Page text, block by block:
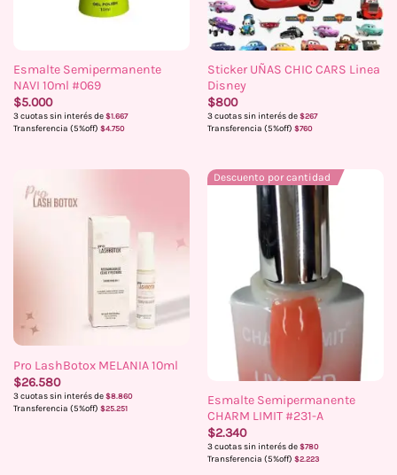
Esmalte Semipermanente
NAVI 10ml #069
$5.000
3 cuotas sin interés de $1.667
Transferencia (5%off) $4.750
Sticker UÑAS CHIC CARS Linea
Disney
$800
3 cuotas sin interés de $267
Transferencia (5%off) $760
Pro LashBotox MELANIA 10ml
$26.580
3 cuotas sin interés de $8.860
Transferencia (5%off) $25.251
Descuento por cantidad
Esmalte Semipermanente
CHARM LIMIT #231-A
$2.340
3 cuotas sin interés de $780
Transferencia (5%off) $2.223